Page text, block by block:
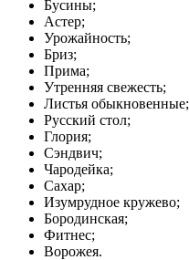
Бусины;
Астер;
Урожайность;
Бриз;
Прима;
Утренняя свежесть;
Листья обыкновенные;
Русский стол;
Глория;
Сэндвич;
Чародейка;
Сахар;
Изумрудное кружево;
Бородинская;
Фитнес;
Ворожея.